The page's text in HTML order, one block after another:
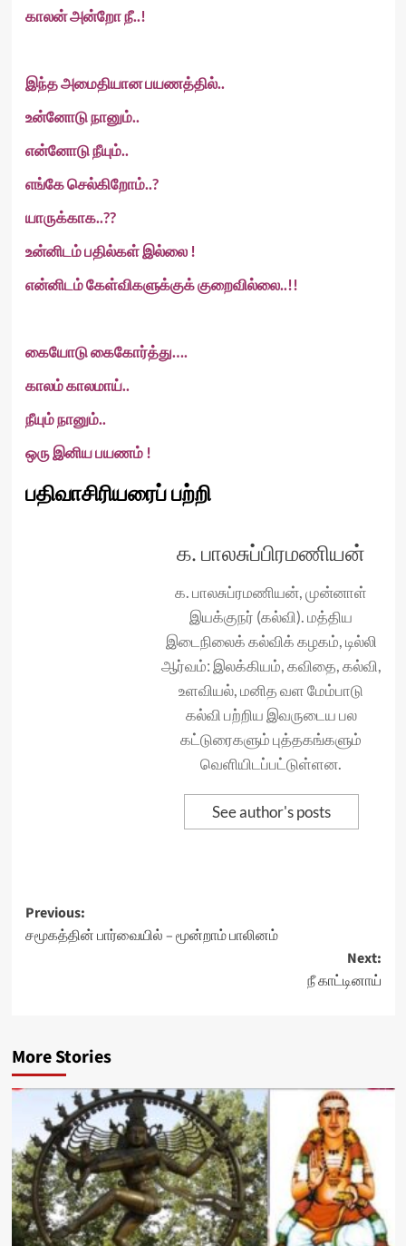
காலன் அன்றோ நீ..!
இந்த அமைதியான பயணத்தில்..
உன்னோடு நானும்..
என்னோடு நீயும்..
எங்கே செல்கிறோம்..?
யாருக்காக..??
உன்னிடம் பதில்கள் இல்லை !
என்னிடம் கேள்விகளுக்குக் குறைவில்லை..!!
கையோடு கைகோர்த்து….
காலம் காலமாய்..
நீயும் நானும்..
ஒரு இனிய பயணம் !
பதிவாசிரியரைப் பற்றி
க. பாலசுப்பிரமணியன்
க. பாலசுப்ரமணியன், முன்னாள்
இயக்குநர் (கல்வி). மத்திய
இடைநிலைக் கல்விக் கழகம், டில்லி
ஆர்வம்: இலக்கியம், கவிதை, கல்வி,
உளவியல், மனித வள மேம்பாடு
கல்வி பற்றிய இவருடைய பல
கட்டுரைகளும் புத்தகங்களும்
வெளியிடப்பட்டுள்ளன.
See author's posts
Post
navigation
Previous:
சமூகத்தின் பார்வையில் – மூன்றாம் பாலினம்
Next:
நீ காட்டினாய்
More Stories